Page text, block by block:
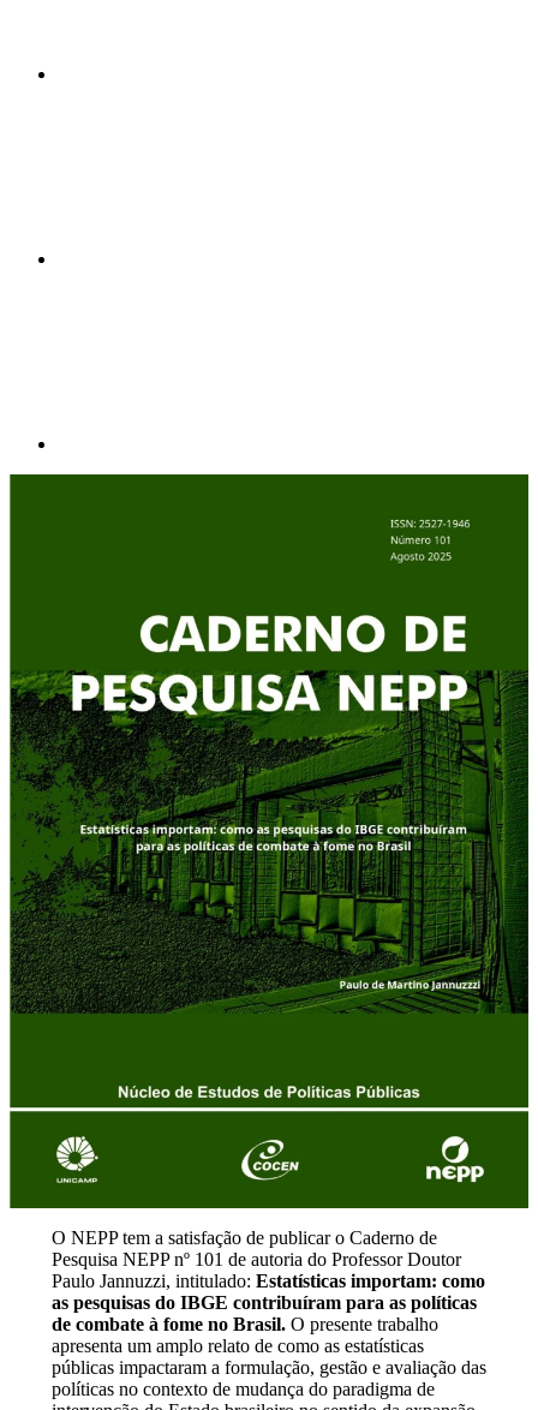
O NEPP tem a satisfação de publicar o Caderno de
Pesquisa NEPP nº 101 de autoria do Professor Doutor
Paulo Jannuzzi, intitulado: Estatísticas importam: como
as pesquisas do IBGE contribuíram para as políticas
de combate à fome no Brasil.O presente trabalho
apresenta um amplo relato de como as estatísticas
públicas impactaram a formulação, gestão e avaliação das
políticas no contexto de mudança do paradigma de